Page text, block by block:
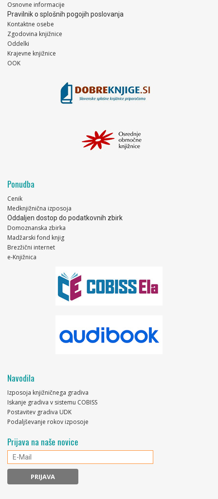
Osnovne informacije
Pravilnik o splošnih pogojih poslovanja
Kontaktne osebe
Zgodovina knjižnice
Oddelki
Krajevne knjižnice
OOK
Ponudba
Cenik
Medknjižnična izposoja
Oddaljen dostop do podatkovnih zbirk
Domoznanska zbirka
Madžarski fond knjig
Brezžični internet
e-Knjižnica
Navodila
Izposoja knjižničnega gradiva
Iskanje gradiva v sistemu COBISS
Postavitev gradiva UDK
Podaljševanje rokov izposoje
Prijava na naše novice